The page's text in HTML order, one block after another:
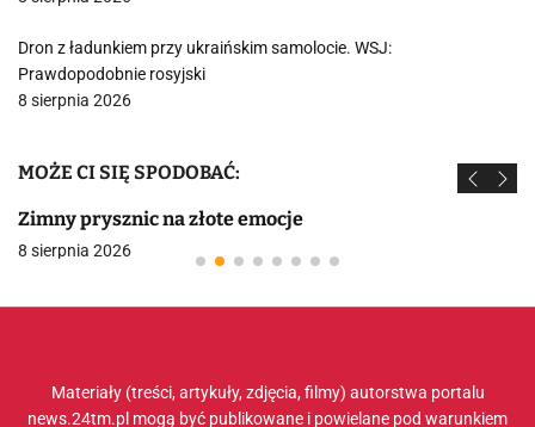
Dron z ładunkiem przy ukraińskim samolocie. WSJ:
Prawdopodobnie rosyjski
8 sierpnia 2026
MOŻE CI SIĘ SPODOBAĆ:
Zimny prysznic na złote emocje
8 sierpnia 2026
Materiały (treści, artykuły, zdjęcia, filmy) autorstwa portalu
news.24tm.pl mogą być publikowane i powielane pod warunkiem